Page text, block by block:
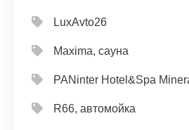
LuxAvto26
Maxima, сауна
PANinter Hotel&Spa
R66, автомойка